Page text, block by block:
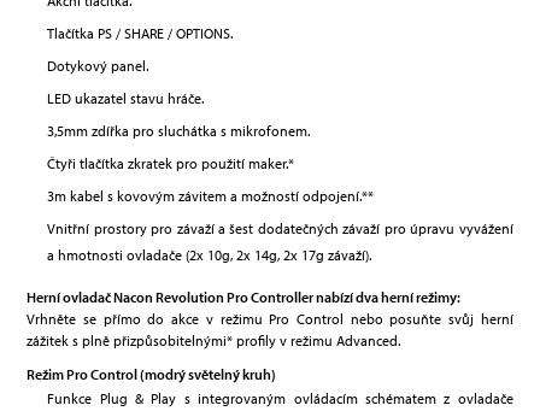
Tlačítka PS / SHARE / OPTIONS.
Dotykový panel.
LED ukazatel stavu hráče.
3,5mm zdířka pro sluchátka s mikrofonem.
Čtyři tlačítka zkratek pro použití maker.*
3m kabel s kovovým závitem a možností odpojení.**
Vnitřní prostory pro závaží a šest dodatečných závaží pro úpravu vyvážení
a hmotnosti ovladače (2x 10g, 2x 14g, 2x 17g závaží).
Herní ovladač Nacon Revolution Pro Controller nabízí dva herní režimy:
Vrhněte se přímo do akce v režimu Pro Control nebo posuňte svůj herní
zážitek s plně přizpůsobitelnými* profily v režimu Advanced.
Režim Pro Control (modrý světelný kruh)
Funkce Plug & Play s integrovaným ovládacím schématem z ovladače